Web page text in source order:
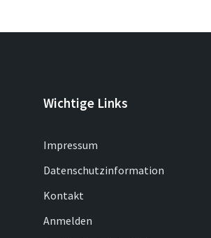
Wichtige Links
Impressum
Datenschutzinformation
Kontakt
Anmelden